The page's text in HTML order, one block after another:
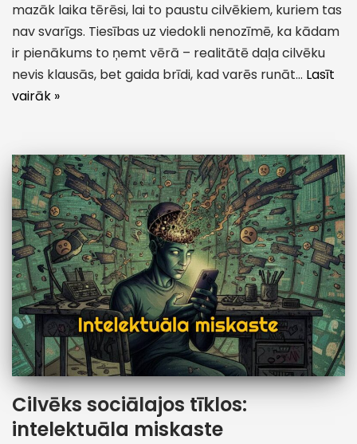
mazāk laika tērēsi, lai to paustu cilvēkiem, kuriem tas
nav svarīgs. Tiesības uz viedokli nenozīmē, ka kādam
ir pienākums to ņemt vērā – realitātē daļa cilvēku
nevis klausās, bet gaida brīdi, kad varēs runāt… Lasīt
vairāk »
Cilvēks sociālajos tīklos:
intelektuāla miskaste